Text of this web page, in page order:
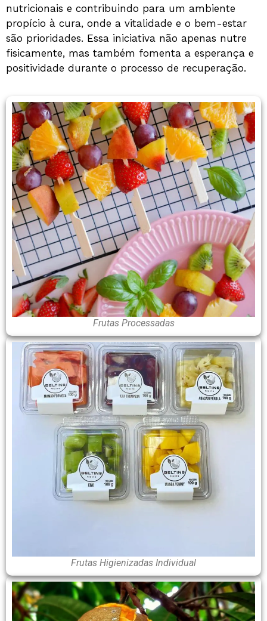
nutricionais e contribuindo para um ambiente
propício à cura, onde a vitalidade e o bem-estar
são prioridades. Essa iniciativa não apenas nutre
fisicamente, mas também fomenta a esperança e
positividade durante o processo de recuperação.
Frutas Processadas
Frutas Higienizadas Individual